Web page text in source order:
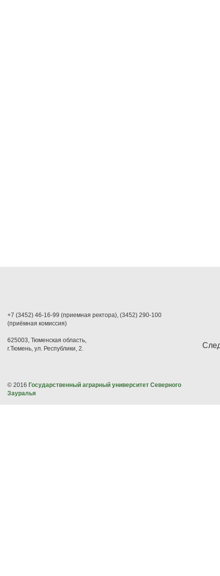
+7 (3452) 46-16-99 (приемная ректора), (3452) 290-100
(приёмная комиссия)
625003, Тюменская область,
г.Тюмень, ул. Республики, 2.
© 2016 Государственный аграрный университет Северного
Зауралья